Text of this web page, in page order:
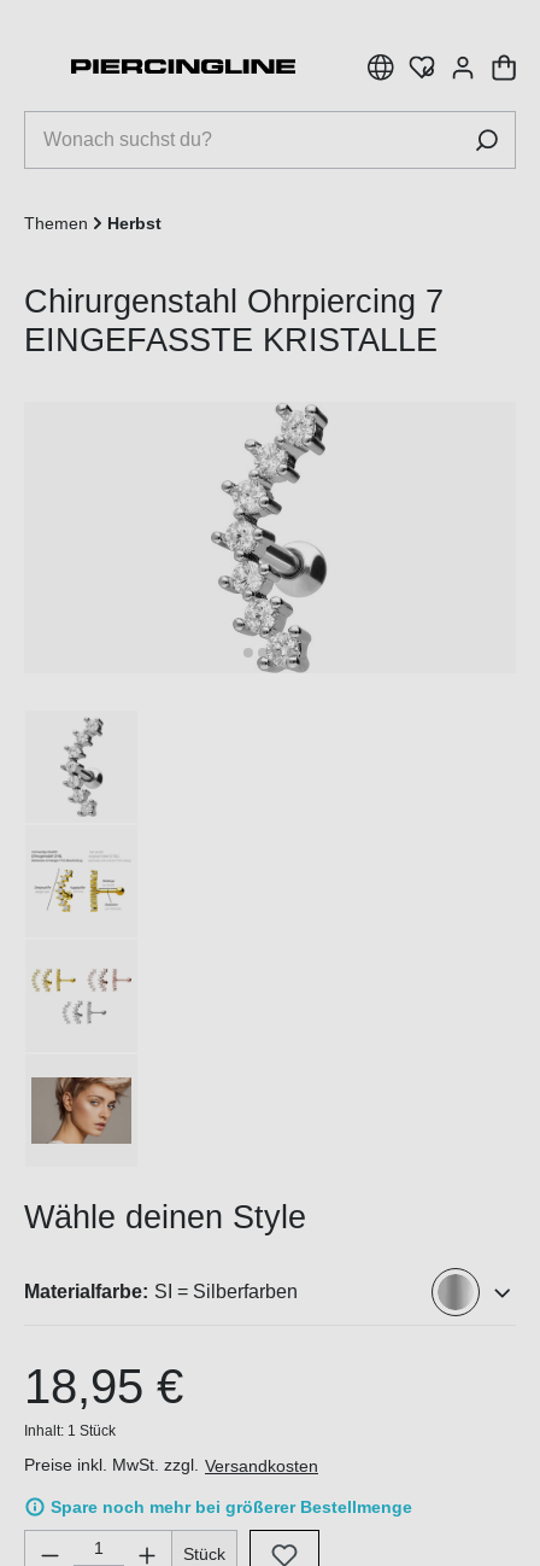
Themen Herbst
Chirurgenstahl Ohrpiercing 7
EINGEFASSTE KRISTALLE
Wähle deinen Style
Materialfarbe: SI = Silberfarben
18,95 €
Inhalt: 1 Stück
Preise inkl. MwSt. zzgl. Versandkosten
Spare noch mehr bei größerer Bestellmenge
Produkt Anzahl: Gib den gewünschten Wert ein oder
Stück